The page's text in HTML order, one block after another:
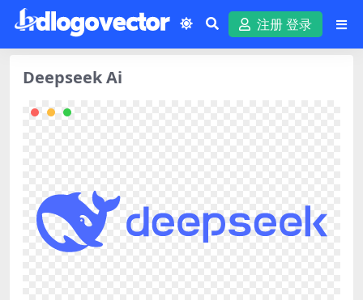
注册 登录
Deepseek Ai